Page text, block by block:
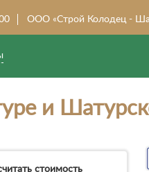
ООО «Строй Колодец -
и
стоимость